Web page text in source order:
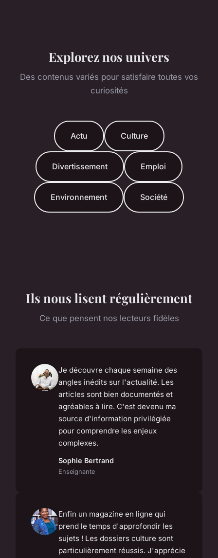
Explorez nos univers
Des contenus variés pour satisfaire toutes vos
curiosités
Actu Culture
Divertissement Emploi
Environnement Société
Ils nous lisent régulièrement
Ce que pensent nos lecteurs fidèles
Je découvre chaque semaine des
angles inédits sur l'actualité. Les
articles sont bien documentés et
agréables à lire. C'est devenu ma
source d'information privilégiée
pour comprendre les enjeux
complexes.
Sophie Bertrand
Enseignante
Enfin un magazine en ligne qui
prend le temps d'approfondir les
sujets ! Les dossiers culture sont
particulièrement réussis. J'apprécie